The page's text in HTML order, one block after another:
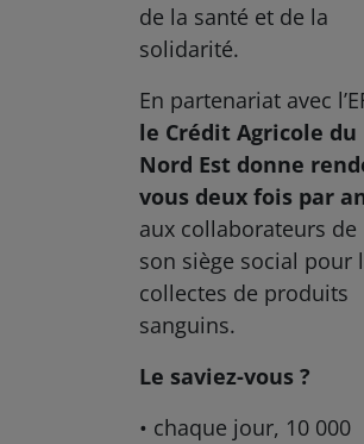
de la santé et de la
solidarité.
En partenariat avec
le Crédit Agricole du
Nord Est donne
vous deux fois par
aux collaborateurs de
son siège social pour
collectes de produits
sanguins.
Le saviez-vous ?
• chaque jour, 10 000